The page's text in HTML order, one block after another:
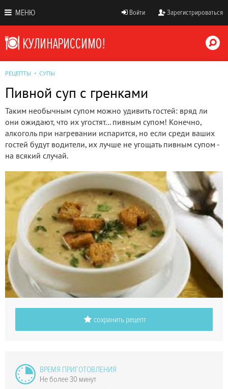
МЕНЮ Войти Зарегистрироваться
РЕЦЕПТЫ СУПЫ
Пивной суп с гренками
Таким необычным супом можно удивить гостей: вряд ли
они ожидают, что их угостят... пивным супом! Конечно,
алкоголь при нагревании испарится, но если среди ваших
гостей будут водители, их лучше не угощать пивным супом -
на всякий случай.
сохранить рецепт
ВРЕМЯ ПРИГОТОВЛЕНИЯ
Не более 30 минут